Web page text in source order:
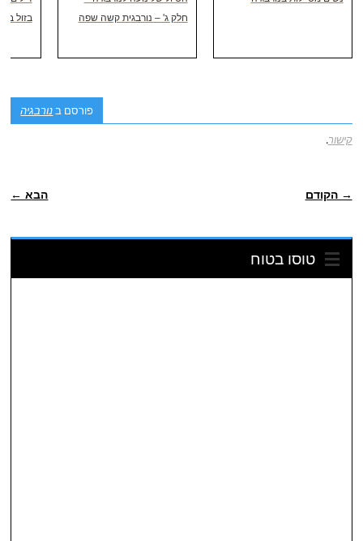
חלק ג' – נורבגית קשה שפה
בזול
פורסם בנורבגיה
קישור.
→ הקודם הבא ←
טוסו בטוח